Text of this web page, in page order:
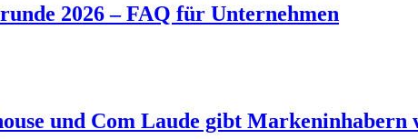
2026 – FAQ für Unternehmen
und Com Laude gibt